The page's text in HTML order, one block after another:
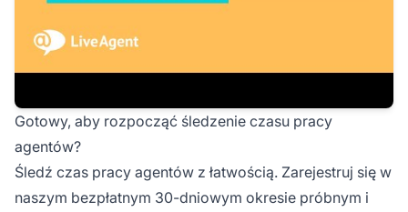
Gotowy, aby rozpocząć śledzenie czasu pracy
agentów?
Śledź czas pracy agentów z łatwością. Zarejestruj się w
naszym bezpłatnym 30-dniowym okresie próbnym i